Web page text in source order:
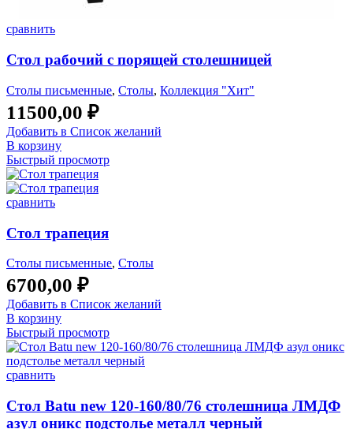
сравнить
Стол рабочий с порящей столешницей
Столы письменные, Столы, Коллекция "Хит"
11500,00 ₽
Добавить в Список желаний
В корзину
Быстрый просмотр
сравнить
Стол трапеция
Столы письменные, Столы
6700,00 ₽
Добавить в Список желаний
В корзину
Быстрый просмотр
сравнить
Стол Batu new 120-160/80/76 столешница ЛМДФ
азул оникс подстолье металл черный